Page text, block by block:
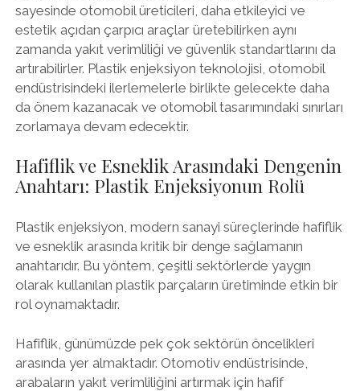
sayesinde otomobil üreticileri, daha etkileyici ve
estetik açıdan çarpıcı araçlar üretebilirken aynı
zamanda yakıt verimliliği ve güvenlik standartlarını da
artırabilirler. Plastik enjeksiyon teknolojisi, otomobil
endüstrisindeki ilerlemelerle birlikte gelecekte daha
da önem kazanacak ve otomobil tasarımındaki sınırları
zorlamaya devam edecektir.
Hafiflik ve Esneklik Arasındaki Dengenin
Anahtarı: Plastik Enjeksiyonun Rolü
Plastik enjeksiyon, modern sanayi süreçlerinde hafiflik
ve esneklik arasında kritik bir denge sağlamanın
anahtarıdır. Bu yöntem, çeşitli sektörlerde yaygın
olarak kullanılan plastik parçaların üretiminde etkin bir
rol oynamaktadır.
Hafiflik, günümüzde pek çok sektörün öncelikleri
arasında yer almaktadır. Otomotiv endüstrisinde,
arabaların yakıt verimliliğini artırmak için hafif